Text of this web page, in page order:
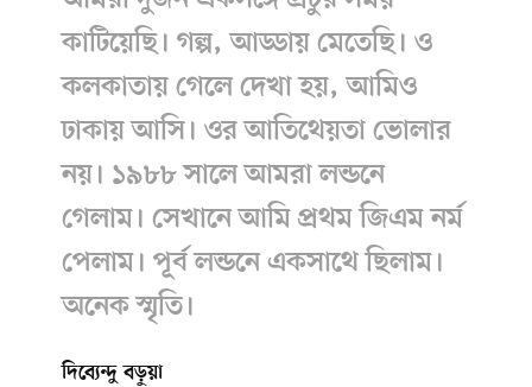
কাটিয়েছি। গল্প, আড্ডায় মেতেছি। ও
কলকাতায় গেলে দেখা হয়, আমিও
ঢাকায় আসি। ওর আতিথেয়তা ভোলার
নয়। ১৯৮৮ সালে আমরা লন্ডনে
গেলাম। সেখানে আমি প্রথম জিএম নর্ম
পেলাম। পূর্ব লন্ডনে একসাথে ছিলাম।
অনেক স্মৃতি।
দিব্যেন্দু বড়ুয়া